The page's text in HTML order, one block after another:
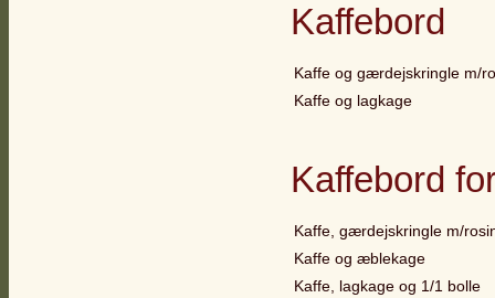
Kaffebord
Kaffe og gærdejskringle m/
Kaffe og lagkage
Kaffebord
Kaffe, gærdejskringle m/
Kaffe og æblekage
Kaffe, lagkage og 1/1 bolle